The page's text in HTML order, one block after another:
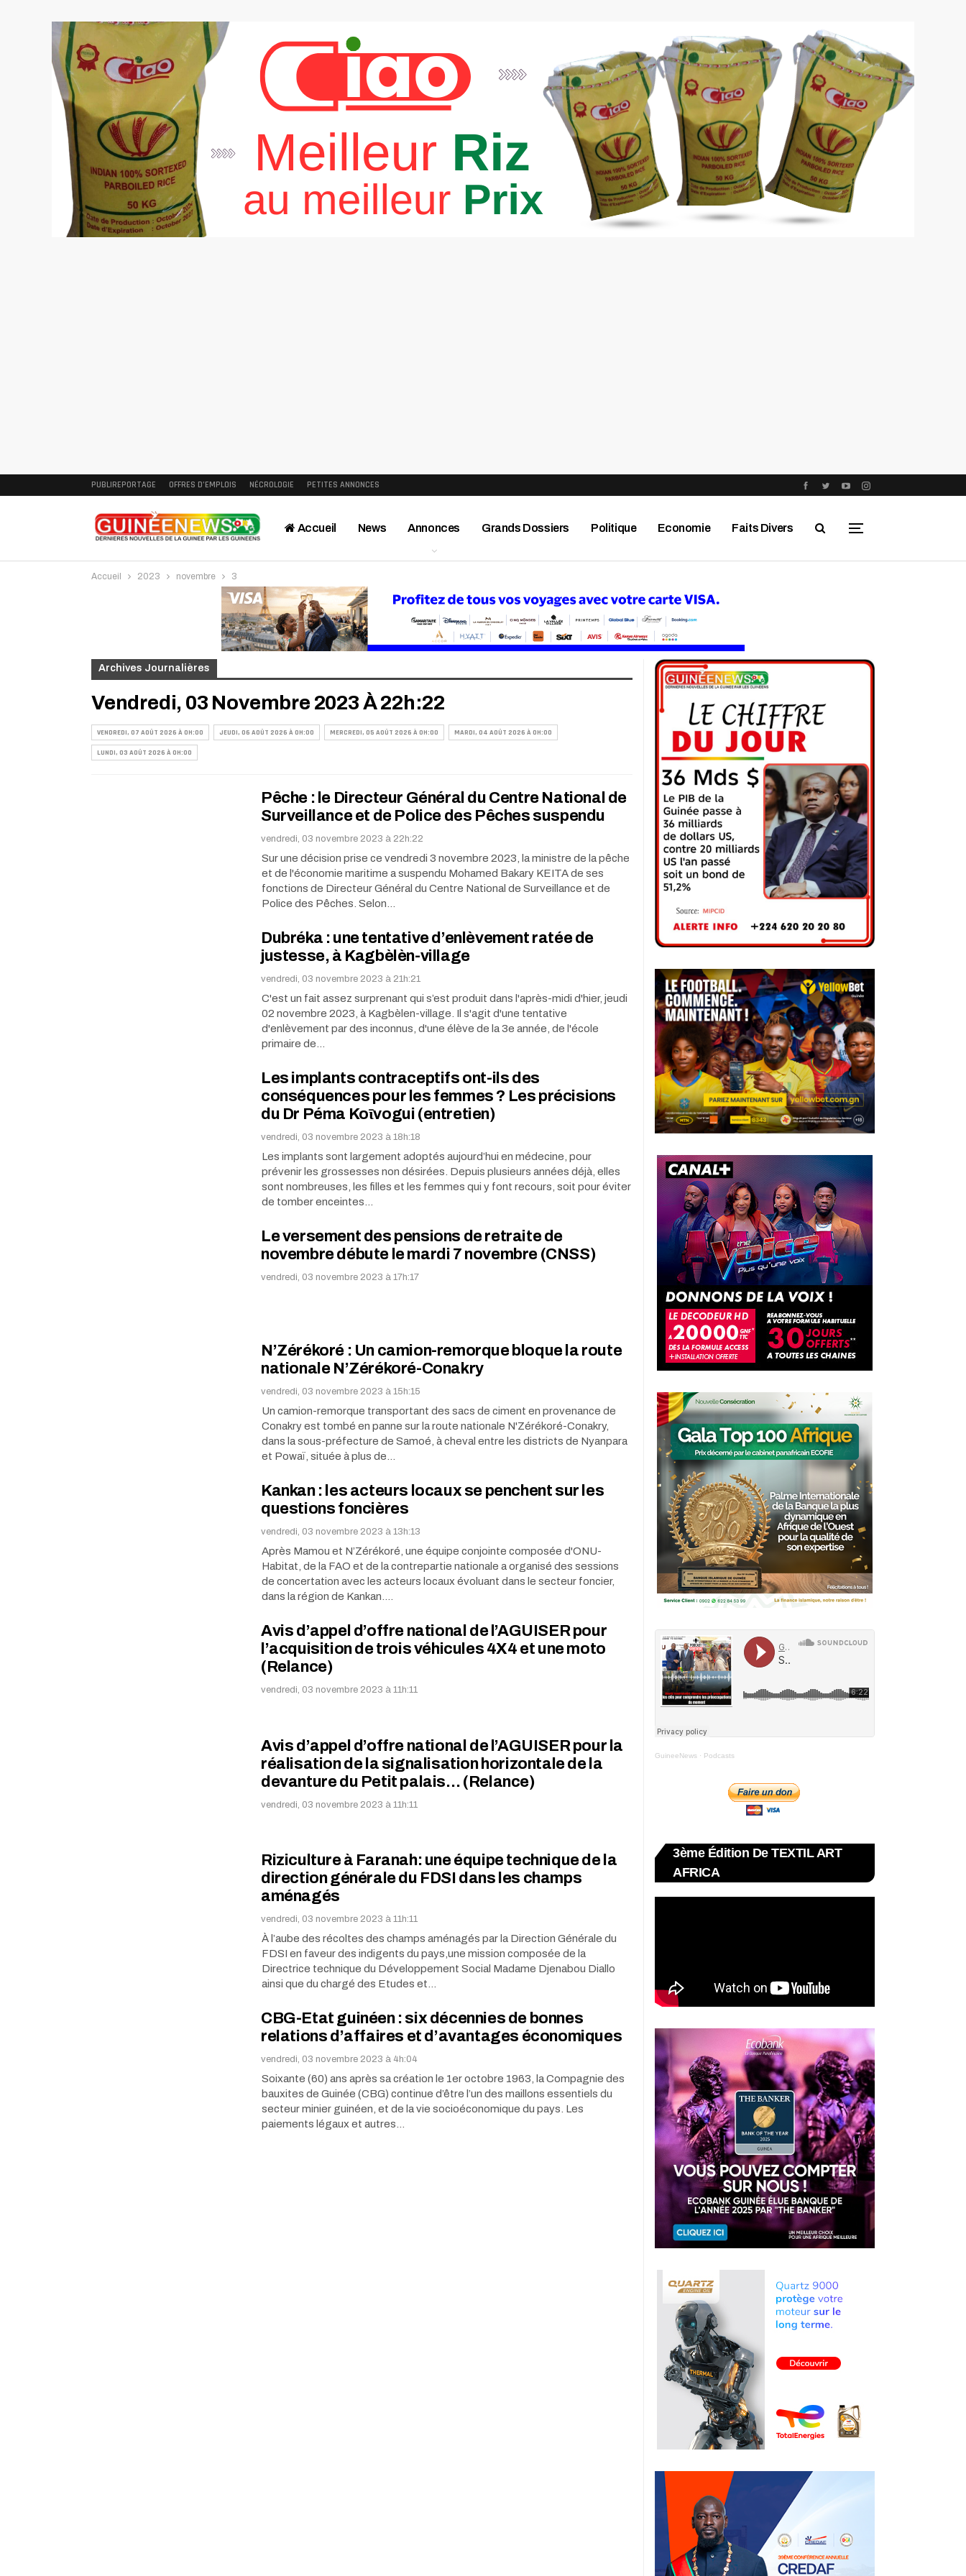
PUBLIREPORTAGE OFFRES D’EMPLOIS NÉCROLOGIE PETITES ANNONCES
Accueil News Annonces Grands Dossiers Politique Economie Faits Divers
Interviews Publireportage Région
Accueil 2023 novembre 3
Archives Journalières
Vendredi, 03 Novembre 2023 À 22h:22
VENDREDI, 07 AOÛT 2026 À 0H:00 JEUDI, 06 AOÛT 2026 À 0H:00 MERCREDI, 05 AOÛT 2026 À 0H:00 MARDI, 04 AOÛT 2026 À 0H:00
LUNDI, 03 AOÛT 2026 À 0H:00
Pêche : le Directeur Général du Centre National de
Surveillance et de Police des Pêches suspendu
vendredi, 03 novembre 2023 à 22h:22
Sur une décision prise ce vendredi 3 novembre 2023, la ministre de la pêche
et de l'économie maritime a suspendu Mohamed Bakary KEITA de ses
fonctions de Directeur Général du Centre National de Surveillance et de
Police des Pêches. Selon…
Dubréka : une tentative d’enlèvement ratée de
justesse, à Kagbèlèn-village
vendredi, 03 novembre 2023 à 21h:21
C'est un fait assez surprenant qui s’est produit dans l'après-midi d'hier, jeudi
02 novembre 2023, à Kagbèlen-village. Il s'agit d'une tentative
d'enlèvement par des inconnus, d'une élève de la 3e année, de l'école
primaire de…
Les implants contraceptifs ont-ils des
conséquences pour les femmes ? Les précisions
du Dr Péma Koῑvogui (entretien)
vendredi, 03 novembre 2023 à 18h:18
Les implants sont largement adoptés aujourd’hui en médecine, pour
prévenir les grossesses non désirées. Depuis plusieurs années déjà, elles
sont nombreuses, les filles et les femmes qui y font recours, soit pour éviter
de tomber enceintes…
Le versement des pensions de retraite de
novembre débute le mardi 7 novembre (CNSS)
vendredi, 03 novembre 2023 à 17h:17
N’Zérékoré : Un camion-remorque bloque la route
nationale N’Zérékoré-Conakry
vendredi, 03 novembre 2023 à 15h:15
Un camion-remorque transportant des sacs de ciment en provenance de
Conakry est tombé en panne sur la route nationale N'Zérékoré-Conakry,
dans la sous-préfecture de Samoé, à cheval entre les districts de Nyanpara
et Powaï, située à plus de…
Kankan : les acteurs locaux se penchent sur les
questions foncières
vendredi, 03 novembre 2023 à 13h:13
Après Mamou et N’Zérékoré, une équipe conjointe composée d'ONU-
Habitat, de la FAO et de la contrepartie nationale a organisé des sessions
de concertation avec les acteurs locaux évoluant dans le secteur foncier,
dans la région de Kankan.…
Avis d’appel d’offre national de l’AGUISER pour
l’acquisition de trois véhicules 4X4 et une moto
(Relance)
vendredi, 03 novembre 2023 à 11h:11
Avis d’appel d’offre national de l’AGUISER pour la
réalisation de la signalisation horizontale de la
devanture du Petit palais… (Relance)
vendredi, 03 novembre 2023 à 11h:11
Riziculture à Faranah: une équipe technique de la
direction générale du FDSI dans les champs
aménagés
vendredi, 03 novembre 2023 à 11h:11
À l’aube des récoltes des champs aménagés par la Direction Générale du
FDSI en faveur des indigents du pays,une mission composée de la
Directrice technique du Développement Social Madame Djenabou Diallo
ainsi que du chargé des Etudes et…
CBG-Etat guinéen : six décennies de bonnes
relations d’affaires et d’avantages économiques
vendredi, 03 novembre 2023 à 4h:04
Soixante (60) ans après sa création le 1er octobre 1963, la Compagnie des
bauxites de Guinée (CBG) continue d’être l’un des maillons essentiels du
secteur minier guinéen, et de la vie socioéconomique du pays. Les
paiements légaux et autres…
GuineeNews · Podcasts
3ème Édition De TEXTIL ART
AFRICA